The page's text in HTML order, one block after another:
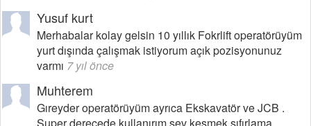
Yusuf kurt
Merhabalar kolay gelsin 10 yıllık Fokrlift operatörüyüm
yurt dışında çalışmak istiyorum açık pozisyonunuz
varmı 7 yıl önce
Muhterem
Gıreyder operatörüyüm ayrıca Ekskavatör ve JCB .